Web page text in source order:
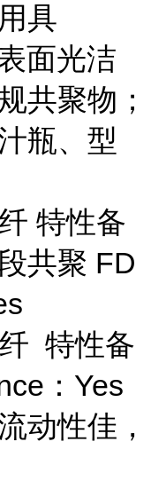
具
面光洁
共聚物；
瓶、型
特性备
共聚 FD
特性备
：Yes
动性佳，